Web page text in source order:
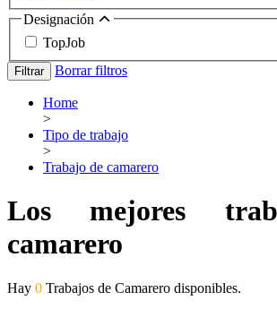
Designación
TopJob
Filtrar Borrar filtros
Home
>
Tipo de trabajo
>
Trabajo de camarero
Los mejores
camarero
Hay 0 Trabajos de Camarero disponibles.